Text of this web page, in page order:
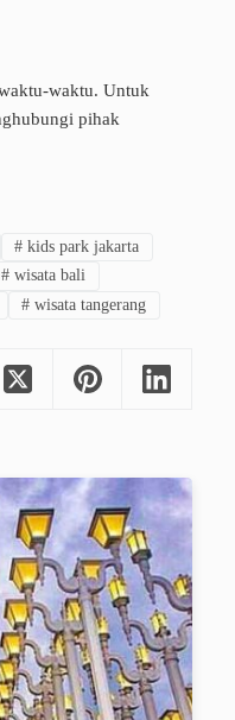
waktu. Untuk
pihak
# kids park jakarta
# wisata bali
# wisata tangerang